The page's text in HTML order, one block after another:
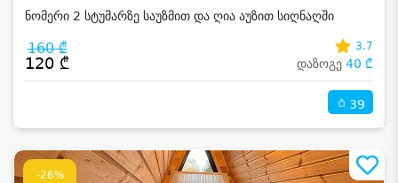
ნომერი 2 სტუმარზე საუზმით და ღია აუზით სიღნაღში
160 ₾
120 ₾
3.7
დაზოგე 40 ₾
39
-26%